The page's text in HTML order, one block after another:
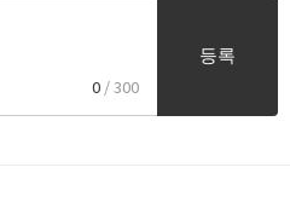
0 / 300
등록